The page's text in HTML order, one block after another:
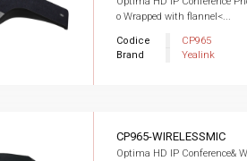
o Wrapped with flannel<...
Codice
CP965
Brand
Yealink
CP965-WIRELESSMIC
Optima HD IP Conference&